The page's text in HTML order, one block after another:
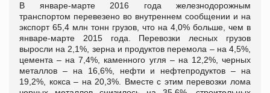
В январе-марте 2016 года железнодорожным
транспортом перевезено во внутреннем сообщении и на
экспорт 65,4 млн тонн грузов, что на 4,0% больше, чем в
январе-марте 2015 года. Перевозки лесных грузов
выросли на 2,1%, зерна и продуктов перемола – на 4,5%,
цемента – на 7,4%, каменного угля – на 12,2%, черных
металлов – на 16,6%, нефти и нефтепродуктов – на
19,2%, кокса – на 20,3%. Вместе с этим перевозки лома